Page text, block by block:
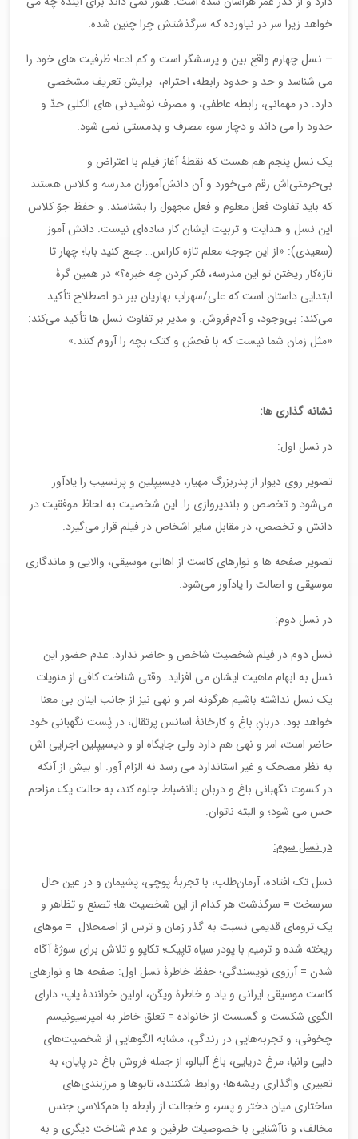
خواهد زیرا سر در نیاورده که سرگذشتش چرا چنین شده.
– نسل چهارم واقع بین و پرسشگر است و کم ادعا؛ ظرفیت های خود را
می شناسد و حد و حدود رابطه، احترام، برایش تعریف مشخصی
دارد. در مهمانی، رابطه عاطفی، و مصرف نوشیدنی های الکلی حدّ و
حدود را می داند و دچار سوء مصرف و بدمستی نمی شود.
یکنسل پنجمهم هست که نقطۀ آغاز فیلم با اعتراض و
بی‌حرمتی‌اش رقم می‌خورد و آن دانش‌آموزان مدرسه و کلاس هستند
که باید تفاوت فعل معلوم و فعل مجهول را بشناسند. و حفظ جوّ کلاس
این نسل و هدایت و تربیت ایشان کار ساده‌ای نیست. دانش آموز
(سعیدی): «از این جوجه معلم تازه کاراس… جمع کنید بابا؛ چهار تا
تازه‌کار ریختن تو این مدرسه، فکر کردن چه خبره؟» در همین گرۀ
ابتدایی داستان است که علی/سهراب بهاریان ببر دو اصطلاح تأکید
می‌کند: بی‌وجود، و آدم‌فروش. و مدیر بر تفاوت نسل ها تأکید می‌کند:
«مثل زمان شما نیست که با فحش و کتک بچه را آروم کنند.»
نشانه گذاری ها:
در نسل اول:
تصویر روی دیوار از پدربزرگ مهیار، دیسیپلین و پرنسیب را یادآور
می‌شود و تخصص و بلندپروازی را. این شخصیت به لحاظ موفقیت در
دانش و تخصص، در مقابل سایر اشخاص در فیلم قرار می‌گیرد.
تصویر صفحه ها و نوارهای کاست از اهالی موسیقی، والایی و ماندگاری
موسیقی و اصالت را یادآور می‌شود.
در نسل دوم:
نسل دوم در فیلم شخصیت شاخص و حاضر ندارد. عدم حضور این
نسل به ابهام ماهیت ایشان می افزاید. وقتی شناخت کافی از منویات
یک نسل نداشته باشیم هرگونه امر و نهی نیز از جانب اینان بی معنا
خواهد بود. دربانِ باغ و کارخانۀ اسانس پرتقال، در پُست نگهبانی خود
حاضر است، امر و نهی هم دارد ولی جایگاه او و دیسیپلین اجرایی اش
به نظر مضحک و غیر استاندارد می رسد نه الزام آور. او بیش از آنکه
در کسوت نگهبانی باغ و دربان باانضباط جلوه کند، به حالت یک مزاحم
حس می شود؛ و البته ناتوان.
در نسل سوم:
نسل تک افتاده، آرمان‌طلب، با تجربۀ پوچی، پشیمان و در عین حال
سرسخت = سرگذشت هر کدام از این شخصیت ها؛ تصنع و تظاهر و
یک ترومای قدیمی نسبت به گذر زمان و ترس از اضمحلال = موهای
ریخته شده و ترمیم با پودر سیاه تاپیک؛ تکاپو و تلاش برای سوژۀ آگاه
شدن = آرزوی نویسندگی؛ حفظ خاطرۀ نسل اول: صفحه ها و نوارهای
کاست موسیقی ایرانی و یاد و خاطرۀ ویگن، اولین خوانندۀ پاپ؛ دارای
الگوی شکست و گسست از خانواده = تعلق خاطر به امپرسیونیسم
چخوفی، و تجربه‌هایی در زندگی، مشابه الگوهایی از شخصیت‌های
دایی وانیا، مرغ دریایی، باغ آلبالو، از جمله فروش باغ در پایان، به
تعبیری واگذاری ریشه‌ها؛ روابط شکننده، تابوها و مرزبندی‌های
ساختاری میان دختر و پسر، و خجالت از رابطه با هم‌کلاسیِ جنس
مخالف، و ناآشنایی با خصوصیات طرفین و عدم شناخت دیگری و به